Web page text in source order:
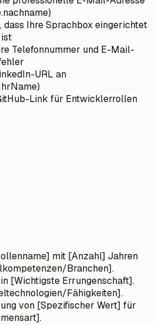
dass Ihre Sprachbox eingerichtet
Telefonnummer und E-Mail-
URL an
Link für Entwicklerrollen
mit [Anzahl] Jahren
Branchen].
[Wichtigste Errungenschaft].
Fähigkeiten].
von [Spezifischer Wert] für